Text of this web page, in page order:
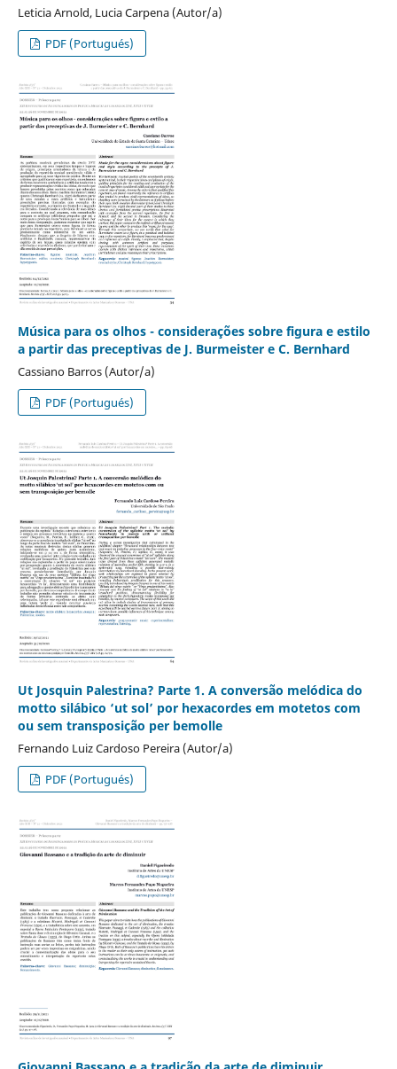
Leticia Arnold, Lucia Carpena (Autor/a)
PDF (Portugués)
Música para os olhos - considerações sobre figura e estilo
a partir das preceptivas de J. Burmeister e C. Bernhard
Cassiano Barros (Autor/a)
PDF (Portugués)
Ut Josquin Palestrina? Parte 1. A conversão melódica do
motto silábico ‘ut sol’ por hexacordes em motetos com
ou sem transposição per bemolle
Fernando Luiz Cardoso Pereira (Autor/a)
PDF (Portugués)